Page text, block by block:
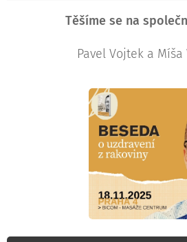
Těšíme se na
Pavel Vojtek a